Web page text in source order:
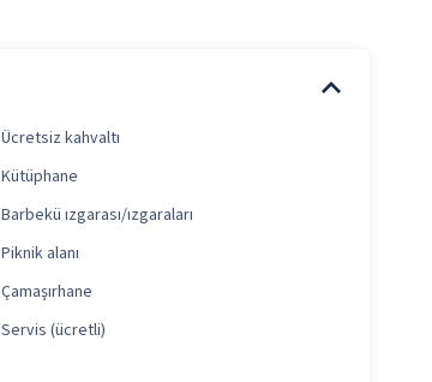
Ücretsiz kahvaltı
Kütüphane
Barbekü ızgarası/ızgaraları
Piknik alanı
Çamaşırhane
Servis (ücretli)